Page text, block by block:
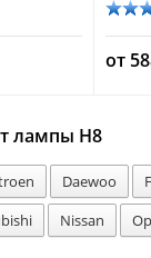
от
лампы H8
Daewoo
Nissan